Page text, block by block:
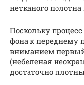
нетканого
Поскольку
фона к переднему
вниманием
(небеленая
достаточно